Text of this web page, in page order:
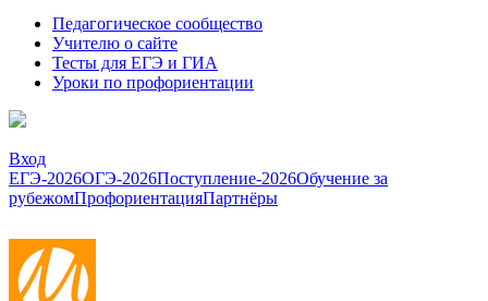
Педагогическое сообщество
Учителю о сайте
Тесты для ЕГЭ и ГИА
Уроки по профориентации
Вход
ЕГЭ-2026ОГЭ-2026Поступление-2026Обучение за
рубежомПрофориентацияПартнёры